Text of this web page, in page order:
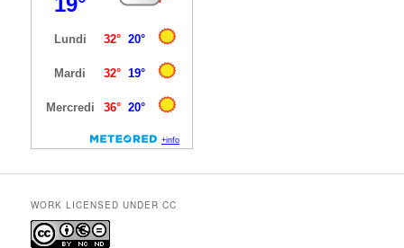
WORK LICENSED UNDER CC